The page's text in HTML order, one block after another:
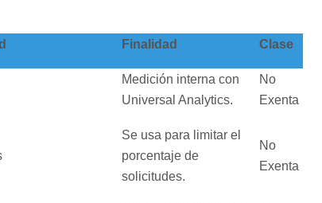
Finalidad Clase
Medición interna con
Universal Analytics.
No
Exenta
Se usa para limitar el
porcentaje de
solicitudes.
No
Exenta